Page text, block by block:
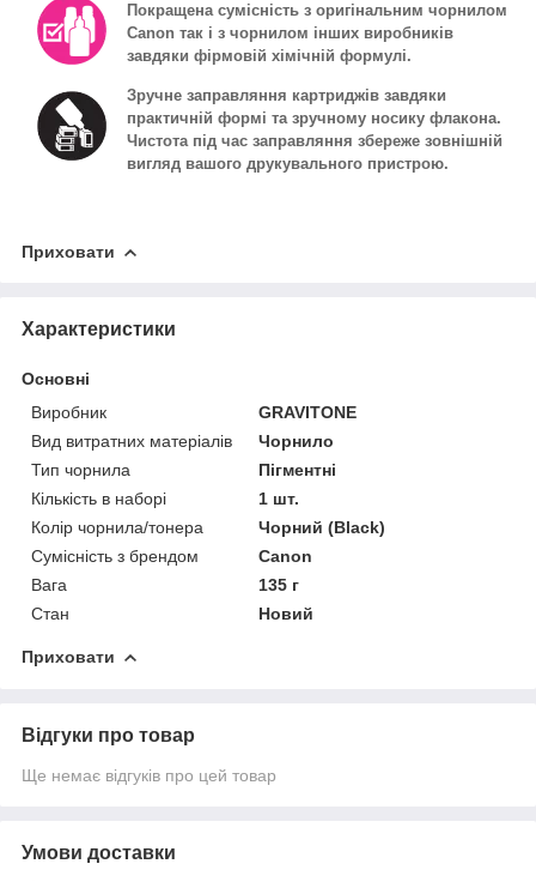
Покращена сумісність з оригінальним чорнилом
Canon так і з чорнилом інших виробників
завдяки фірмовій хімічній формулі.
Зручне заправляння картриджів завдяки
практичній формі та зручному носику флакона.
Чистота під час заправляння збереже зовнішній
вигляд вашого друкувального пристрою.
Приховати
Характеристики
Основні
Виробник
GRAVITONE
Вид витратних матеріалів
Чорнило
Тип чорнила
Пігментні
Кількість в наборі
1 шт.
Колір чорнила/тонера
Чорний (Black)
Сумісність з брендом
Canon
Вага
135 г
Стан
Новий
Приховати
Відгуки про товар
Ще немає відгуків про цей товар
Умови доставки